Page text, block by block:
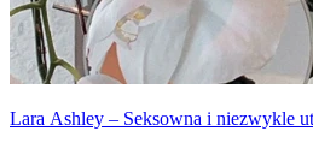
Lara Ashley – Seksowna i niezwykle